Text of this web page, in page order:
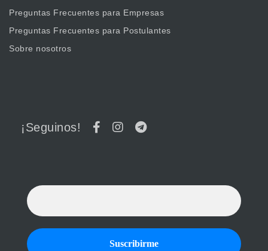
Preguntas Frecuentes para Empresas
Preguntas Frecuentes para Postulantes
Sobre nosotros
¡Seguinos!